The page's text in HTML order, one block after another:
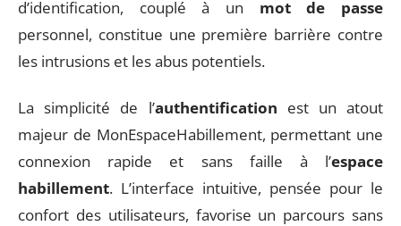
d’identification, couplé à un mot de passe
personnel, constitue une première barrière contre
les intrusions et les abus potentiels.
La simplicité de l’authentification est un atout
majeur de MonEspaceHabillement, permettant une
connexion rapide et sans faille à l’espace
habillement. L’interface intuitive, pensée pour le
confort des utilisateurs, favorise un parcours sans